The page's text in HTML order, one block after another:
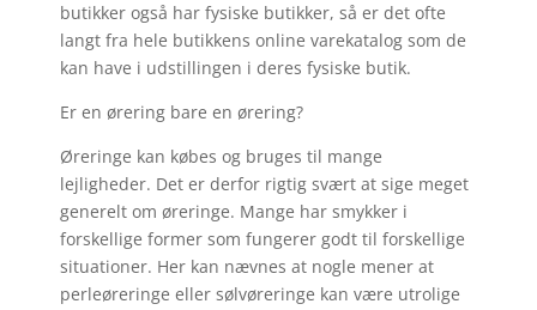
butikker også har fysiske butikker, så er det ofte
langt fra hele butikkens online varekatalog som de
kan have i udstillingen i deres fysiske butik.
Er en ørering bare en ørering?
Øreringe kan købes og bruges til mange
lejligheder. Det er derfor rigtig svært at sige meget
generelt om øreringe. Mange har smykker i
forskellige former som fungerer godt til forskellige
situationer. Her kan nævnes at nogle mener at
perleøreringe eller sølvøreringe kan være utrolige